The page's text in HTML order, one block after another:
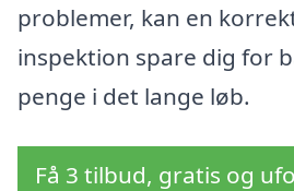
problemer, kan en
inspektion spare dig for
penge i det lange løb.
Få 3 tilbud, gratis og